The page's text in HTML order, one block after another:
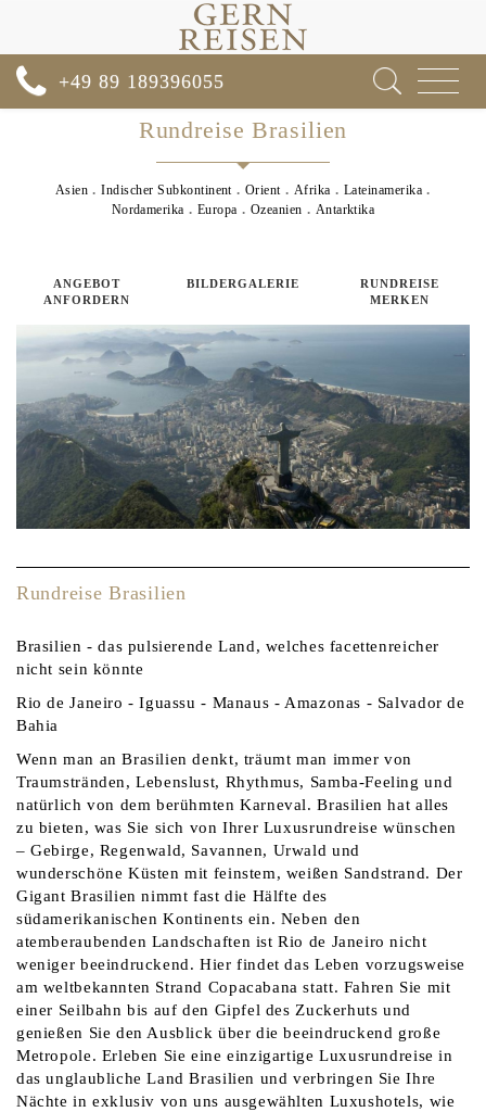
Toggle
+49 89 189396055
Rundreise Brasilien
Asien Indischer Subkontinent Orient Afrika
Lateinamerika
Nordamerika
Europa Ozeanien Antarktika
ANGEBOT
ANFORDERN
BILDERGALERIE
RUNDREISE
MERKEN
Rundreise Brasilien
Brasilien - das pulsierende Land, welches facettenreicher
nicht sein könnte
Rio de Janeiro - Iguassu - Manaus - Amazonas - Salvador de
Bahia
Wenn man an Brasilien denkt, träumt man immer von
Traumstränden, Lebenslust, Rhythmus, Samba-Feeling und
natürlich von dem berühmten Karneval. Brasilien hat alles
zu bieten, was Sie sich von Ihrer Luxusrundreise wünschen
– Gebirge, Regenwald, Savannen, Urwald und
wunderschöne Küsten mit feinstem, weißen Sandstrand. Der
Gigant Brasilien nimmt fast die Hälfte des
südamerikanischen Kontinents ein. Neben den
atemberaubenden Landschaften ist Rio de Janeiro nicht
weniger beeindruckend. Hier findet das Leben vorzugsweise
am weltbekannten Strand Copacabana statt. Fahren Sie mit
einer Seilbahn bis auf den Gipfel des Zuckerhuts und
genießen Sie den Ausblick über die beeindruckend große
Metropole. Erleben Sie eine einzigartige Luxusrundreise in
das unglaubliche Land Brasilien und verbringen Sie Ihre
Nächte in exklusiv von uns ausgewählten Luxushotels, wie